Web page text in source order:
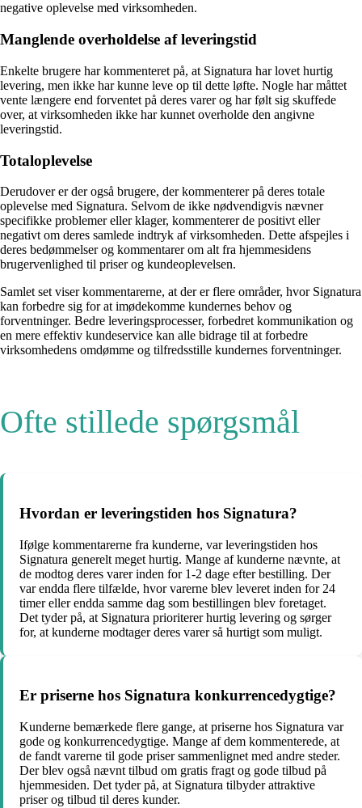
negative oplevelse med virksomheden.
Manglende overholdelse af leveringstid
Enkelte brugere har kommenteret på, at Signatura har lovet hurtig
levering, men ikke har kunne leve op til dette løfte. Nogle har måttet
vente længere end forventet på deres varer og har følt sig skuffede
over, at virksomheden ikke har kunnet overholde den angivne
leveringstid.
Totaloplevelse
Derudover er der også brugere, der kommenterer på deres totale
oplevelse med Signatura. Selvom de ikke nødvendigvis nævner
specifikke problemer eller klager, kommenterer de positivt eller
negativt om deres samlede indtryk af virksomheden. Dette afspejles i
deres bedømmelser og kommentarer om alt fra hjemmesidens
brugervenlighed til priser og kundeoplevelsen.
Samlet set viser kommentarerne, at der er flere områder, hvor Signatura
kan forbedre sig for at imødekomme kundernes behov og
forventninger. Bedre leveringsprocesser, forbedret kommunikation og
en mere effektiv kundeservice kan alle bidrage til at forbedre
virksomhedens omdømme og tilfredsstille kundernes forventninger.
Ofte stillede spørgsmål
Hvordan er leveringstiden hos Signatura?
Ifølge kommentarerne fra kunderne, var leveringstiden hos
Signatura generelt meget hurtig. Mange af kunderne nævnte, at
de modtog deres varer inden for 1-2 dage efter bestilling. Der
var endda flere tilfælde, hvor varerne blev leveret inden for 24
timer eller endda samme dag som bestillingen blev foretaget.
Det tyder på, at Signatura prioriterer hurtig levering og sørger
for, at kunderne modtager deres varer så hurtigt som muligt.
Er priserne hos Signatura konkurrencedygtige?
Kunderne bemærkede flere gange, at priserne hos Signatura var
gode og konkurrencedygtige. Mange af dem kommenterede, at
de fandt varerne til gode priser sammenlignet med andre steder.
Der blev også nævnt tilbud om gratis fragt og gode tilbud på
hjemmesiden. Det tyder på, at Signatura tilbyder attraktive
priser og tilbud til deres kunder.